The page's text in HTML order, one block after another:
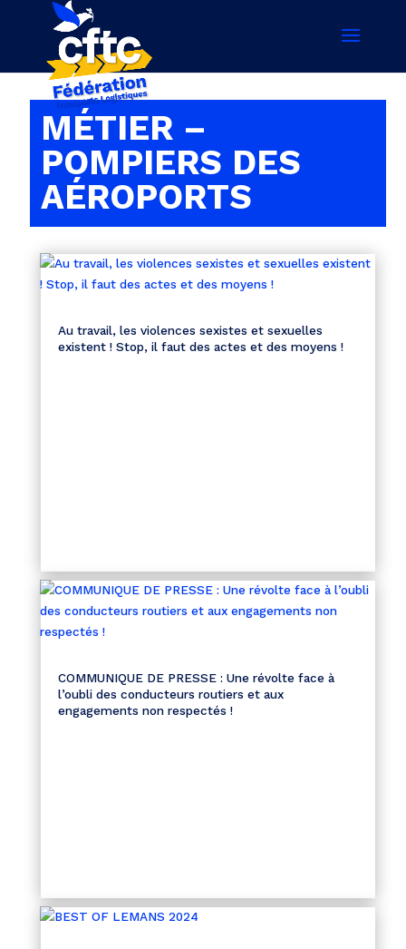
MÉTIER –
POMPIERS DES
AÉROPORTS
Au travail, les violences sexistes et sexuelles
existent ! Stop, il faut des actes et des moyens !
COMMUNIQUE DE PRESSE : Une révolte face à
l’oubli des conducteurs routiers et aux
engagements non respectés !